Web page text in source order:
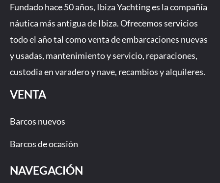
b
o
o
k
-
f
a
g
r
a
m
u
e
Fundado hace 50 años, Ibiza Yachting es la compañía
náutica más antigua de Ibiza. Ofrecemos servicios
todo el año tal como venta de embarcaciones nuevas
y usadas, mantenimiento y servicio, reparaciones,
custodia en varadero y nave, recambios y alquileres.
VENTA
Barcos nuevos
Barcos de ocasión
NAVEGACIÓN